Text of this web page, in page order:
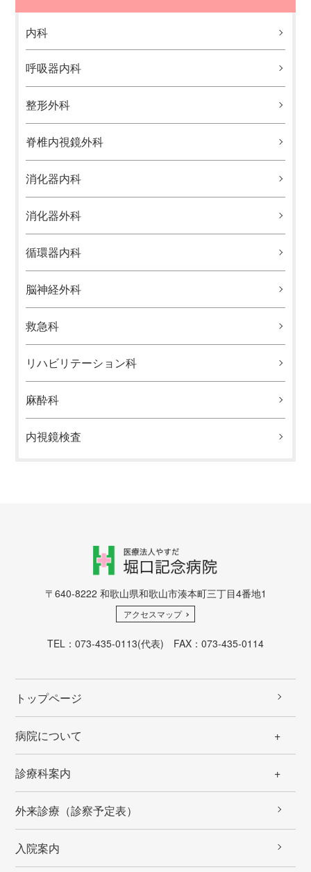
内科
呼吸器内科
整形外科
脊椎内視鏡外科
消化器内科
消化器外科
循環器内科
脳神経外科
救急科
リハビリテーション科
麻酔科
内視鏡検査
〒640-8222 和歌山県和歌山市湊本町三丁目4番地1
アクセスマップ
TEL： 073-435-0113(代表) FAX：073-435-0114
トップページ
病院について
診療科案内
外来診療（診察予定表）
入院案内